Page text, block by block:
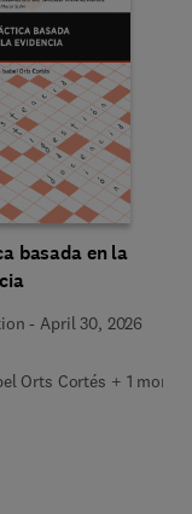
basada en la
-April 30, 2026
Orts Cortés + 1 more